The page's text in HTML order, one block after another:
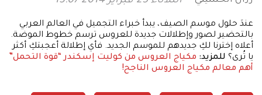
عندَ حلول موسم الصيف، يبدأ خبراء التجميل في العالم العربي
بالتحضير لصور وإطلالات جديدة للعروس ترسم خطوط الموضة.
أعلاه إخترنا لكِ جديدهم للموسم الجديد. فأي إطلالة أعجبتكِ أكثر
يا تُرى؟ للمزيد: مكياج العروس من كوليت إسكندر “قوة التحمل”
أهم معالم مكياج العروس الناجح!